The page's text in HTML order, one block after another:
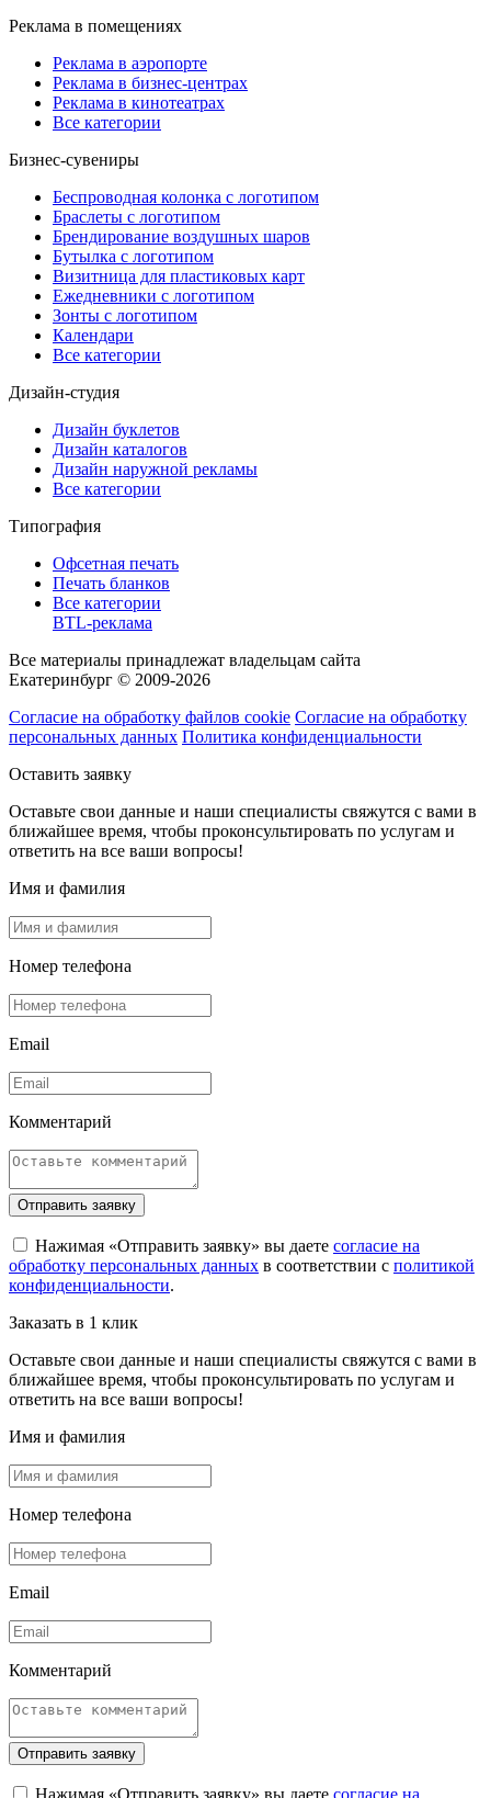
Реклама в помещениях
Реклама в аэропорте
Реклама в бизнес-центрах
Реклама в кинотеатрах
Все категории
Бизнес-сувениры
Беспроводная колонка с логотипом
Браслеты с логотипом
Брендирование воздушных шаров
Бутылка с логотипом
Визитница для пластиковых карт
Ежедневники с логотипом
Зонты с логотипом
Календари
Все категории
Дизайн-студия
Дизайн буклетов
Дизайн каталогов
Дизайн наружной рекламы
Все категории
Типография
Офсетная печать
Печать бланков
Все категории
BTL-реклама
Все материалы принадлежат владельцам сайта
Екатеринбург © 2009-2026
Согласие на обработку файлов cookie Согласие на обработку
персональных данных Политика конфиденциальности
Оставить заявку
Оставьте свои данные и наши специалисты свяжутся с вами в
ближайшее время, чтобы проконсультировать по услугам и
ответить на все ваши вопросы!
Имя и фамилия
Номер телефона
Email
Комментарий
Отправить заявку
Нажимая «Отправить заявку» вы даете согласие на
обработку персональных данных в соответствии с политикой
конфиденциальности.
Заказать в 1 клик
Оставьте свои данные и наши специалисты свяжутся с вами в
ближайшее время, чтобы проконсультировать по услугам и
ответить на все ваши вопросы!
Имя и фамилия
Номер телефона
Email
Комментарий
Отправить заявку